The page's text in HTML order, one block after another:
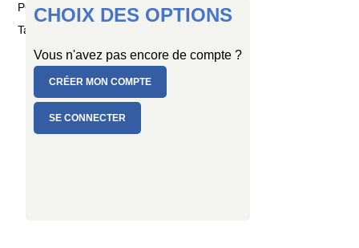
PC de 100 ballons
Taille : Ø 15 cm
CHOIX DES OPTIONS
Vous n'avez pas encore de compte ?
CRÉER MON COMPTE
SE CONNECTER